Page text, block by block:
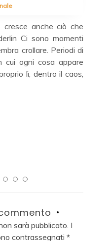
cresce anche ciò che
Ci sono momenti
crollare. Periodi di
cui ogni cosa appare
lì, dentro il caos,
sarà pubblicato. I
contrassegnati *